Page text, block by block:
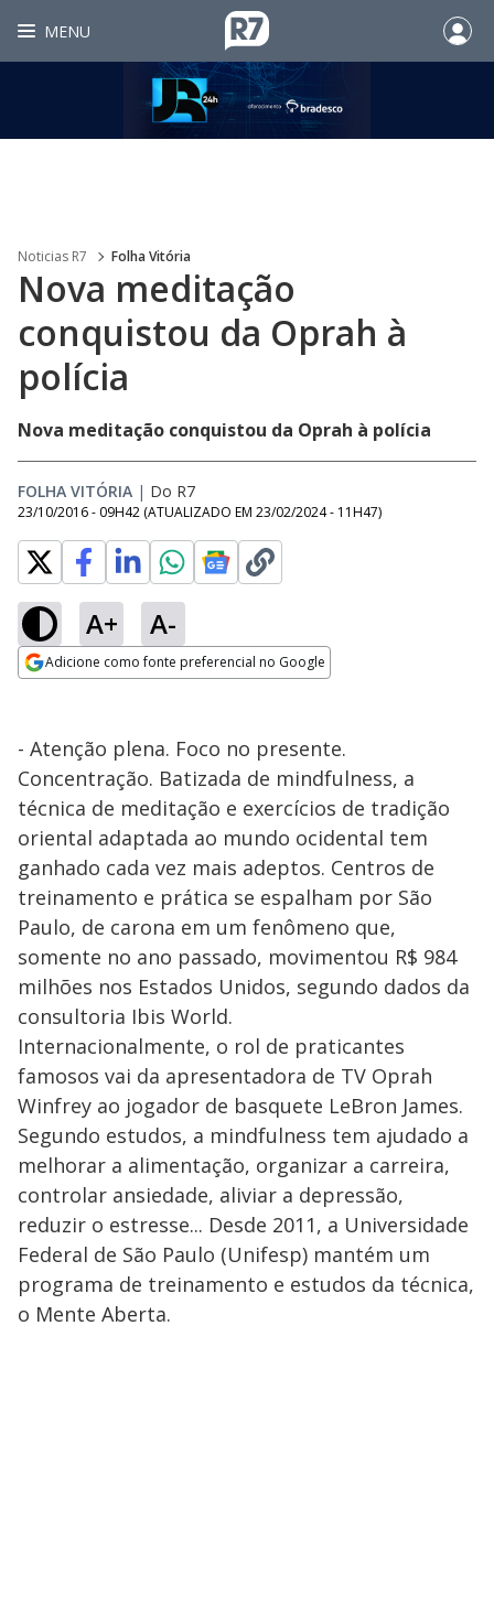
MENU
Noticias R7 Folha Vitória
Nova meditação
conquistou da Oprah à
polícia
Nova meditação conquistou da Oprah à polícia
FOLHA VITÓRIA | Do R7
23/10/2016 - 09H42 (ATUALIZADO EM 23/02/2024 - 11H47)
A+ A-
Adicione como fonte preferencial no Google
- Atenção plena. Foco no presente.
Concentração. Batizada de mindfulness, a
técnica de meditação e exercícios de tradição
oriental adaptada ao mundo ocidental tem
ganhado cada vez mais adeptos. Centros de
treinamento e prática se espalham por São
Paulo, de carona em um fenômeno que,
somente no ano passado, movimentou R$ 984
milhões nos Estados Unidos, segundo dados da
consultoria Ibis World.
Internacionalmente, o rol de praticantes
famosos vai da apresentadora de TV Oprah
Winfrey ao jogador de basquete LeBron James.
Segundo estudos, a mindfulness tem ajudado a
melhorar a alimentação, organizar a carreira,
controlar ansiedade, aliviar a depressão,
reduzir o estresse... Desde 2011, a Universidade
Federal de São Paulo (Unifesp) mantém um
programa de treinamento e estudos da técnica,
o Mente Aberta.